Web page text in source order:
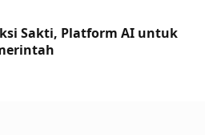
Sakti, Platform AI untuk